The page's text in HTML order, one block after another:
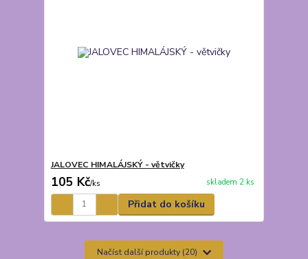
JALOVEC HIMALÁJSKÝ - větvičky
105 Kč/ks skladem 2 ks
Přidat do košíku
Načíst další produkty (20)